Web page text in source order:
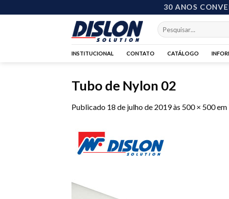
to
30 ANOS
Pesquisar
por:
INSTITUCIONAL CONTATO CATÁLOGO
Tubo de Nylon 02
Publicado 18 de julho de 2019às 500 × 500em